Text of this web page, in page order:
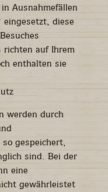
Ausnahmefällen
eingesetzt, diese
richten auf Ihrem
enthalten sie
werden durch
gespeichert,
sind. Bei der
eine
gewährleistet